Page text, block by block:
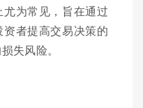
为常见，旨在通过
者提高交易决策的
失风险。